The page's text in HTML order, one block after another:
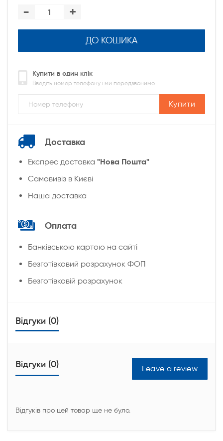
- +
ДО КОШИКА
Купити в один клік
Введіть номер телефону і ми передзвонимо
Купити
Доставка
Експрес доставка "Нова Пошта"
Cамовивіз в Києві
Наша доставка
Оплата
Банківською картою на сайті
Безготівковий розрахунок ФОП
Безготівковій розрахунок
Відгуки (0)
Відгуки (0) Leave a review
Відгуків про цей товар ще не було.